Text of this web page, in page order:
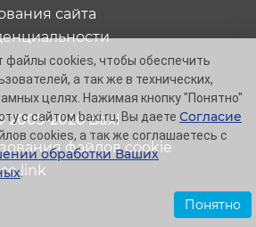
2005-2026 Baxi
сайта
файлов cookie
link
файлы cookies, чтобы обеспечить
а так же в технических,
целях. Нажимая кнопку "Понятно"
с сайтом baxi.ru, Вы даете Согласие
cookies, а так же соглашаетесь с
обработки Ваших
.
Понятно